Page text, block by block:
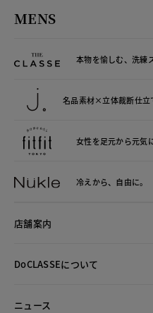
MENS
本物を愉しむ、洗練
名品素材×立体裁断仕立
女性を足元から元気
冷えから、 自由に。
店舗案内
DoCLASSEについて
ニュース